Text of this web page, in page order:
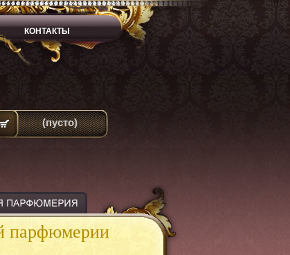
парфюмерии
КОНТАКТЫ
(пусто)